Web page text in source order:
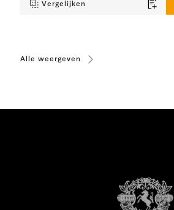
Vergelijken
Alle weergeven